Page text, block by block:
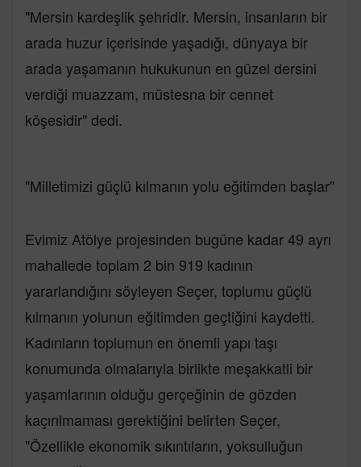
"Mersin kardeşlik şehridir. Mersin, insanların bir
arada huzur içerisinde yaşadığı, dünyaya bir
arada yaşamanın hukukunun en güzel dersini
verdiği muazzam, müstesna bir cennet
köşesidir" dedi.
"Milletimizi güçlü kılmanın yolu eğitimden başlar"
Evimiz Atölye projesinden bugüne kadar 49 ayrı
mahallede toplam 2 bin 919 kadının
yararlandığını söyleyen Seçer, toplumu güçlü
kılmanın yolunun eğitimden geçtiğini kaydetti.
Kadınların toplumun en önemli yapı taşı
konumunda olmalarıyla birlikte meşakkatli bir
yaşamlarının olduğu gerçeğinin de gözden
kaçırılmaması gerektiğini belirten Seçer,
"Özellikle ekonomik sıkıntıların, yoksulluğun